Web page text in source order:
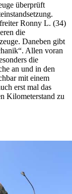
überprüft
Ronny L. (34)
die
Daneben gibt
Allen voran
die
an und in den
mit einem
erst mal das
Kilometerstand zu